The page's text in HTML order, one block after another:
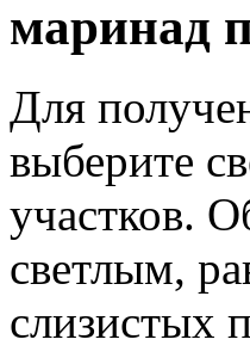
маринад
Для
выберите
участков.
светлым,
слизистых